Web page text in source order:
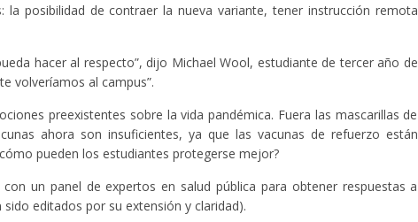
posibilidad de contraer la nueva variante, tener instrucción remota
hacer al respecto”, dijo Michael Wool, estudiante de tercer año de
volveríamos al campus”.
preexistentes sobre la vida pandémica. Fuera las mascarillas de
ahora son insuficientes, ya que las vacunas de refuerzo están
pueden los estudiantes protegerse mejor?
un panel de expertos en salud pública para obtener respuestas a
editados por su extensión y claridad).